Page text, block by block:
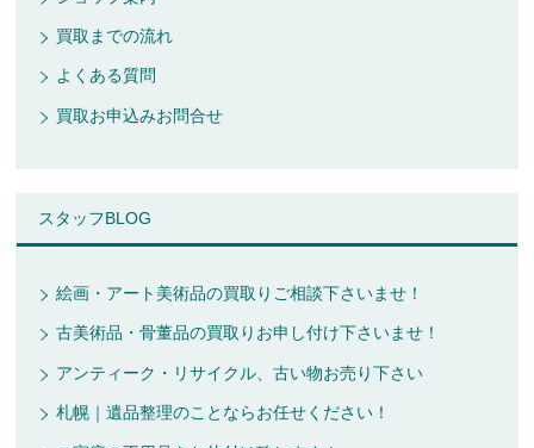
買取までの流れ
よくある質問
買取お申込みお問合せ
スタッフBLOG
絵画・アート美術品の買取りご相談下さいませ！
古美術品・骨董品の買取りお申し付け下さいませ！
アンティーク・リサイクル、古い物お売り下さい
札幌｜遺品整理のことならお任せください！